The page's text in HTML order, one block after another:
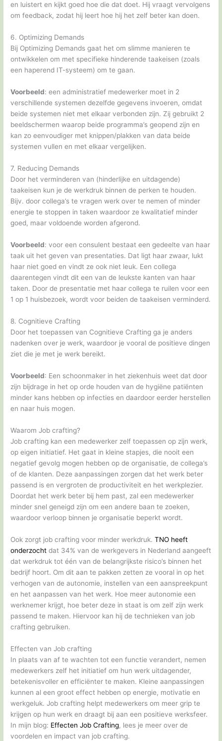
en luistert en kijkt goed hoe die dat doet. Hij vraagt vervolgens
om feedback, zodat hij leert hoe hij het zelf beter kan doen.
6. Optimizing Demands
Bij Optimizing Demands gaat het om slimme manieren te
ontwikkelen om met specifieke hinderende taakeisen (zoals
een haperend IT-systeem) om te gaan.
Voorbeeld: een administratief medewerker moet in 2
verschillende systemen dezelfde gegevens invoeren, omdat
beide systemen niet met elkaar verbonden zijn. Zij gebruikt 2
beeldschermen waarop beide programma’s geopend zijn en
kan zo eenvoudiger met knippen/plakken van data beide
systemen vullen en met elkaar vergelijken.
7. Reducing Demands
Door het verminderen van (hinderlijke en uitdagende)
taakeisen kun je de werkdruk binnen de perken te houden.
Bijv. door collega’s te vragen werk over te nemen of minder
energie te stoppen in taken waardoor ze kwalitatief minder
goed, maar voldoende worden afgerond.
Voorbeeld: voor een consulent bestaat een gedeelte van haar
taak uit het geven van presentaties. Dat ligt haar zwaar, lukt
haar niet goed en vindt ze ook niet leuk. Een collega
daarentegen vindt dit een van de leukste kanten van haar
taken. Door de presentatie met haar collega te ruilen voor een
1 op 1 huisbezoek, wordt voor beiden de taakeisen verminderd.
8. Cognitieve Crafting
Door het toepassen van Cognitieve Crafting ga je anders
nadenken over je werk, waardoor je vooral de positieve dingen
ziet die je met je werk bereikt.
Voorbeeld: Een schoonmaker in het ziekenhuis weet dat door
zijn bijdrage in het op orde houden van de hygiëne patiënten
minder kans hebben op infecties en daardoor eerder herstellen
en naar huis mogen.
Waarom Job crafting?
Job crafting kan een medewerker zelf toepassen op zijn werk,
op eigen initiatief. Het gaat in kleine stapjes, die nooit een
negatief gevolg mogen hebben op de organisatie, de collega’s
of de klanten. Deze aanpassingen zorgen dat het werk beter
passend is en vergroten de productiviteit en het werkplezier.
Doordat het werk beter bij hem past, zal een medewerker
minder snel geneigd zijn om een andere baan te zoeken,
waardoor verloop binnen je organisatie beperkt wordt.
Ook zorgt job crafting voor minder werkdruk.TNO heeft
onderzocht dat 34% van de werkgevers in Nederland aangeeft
dat werkdruk tot één van de belangrijkste risico’s binnen het
bedrijf hoort. Om dit aan te pakken zetten ze vooral in op het
verhogen van de autonomie, instellen van een aanspreekpunt
en het aanpassen van het werk. Hoe meer autonomie een
werknemer krijgt, hoe beter deze in staat is om zelf zijn werk
passend te maken. Hiervoor kan hij de technieken van job
crafting gebruiken.
Effecten van Job crafting
In plaats van af te wachten tot een functie verandert, nemen
medewerkers zelf het initiatief om hun werk uitdagender,
betekenisvoller en efficiënter te maken. Kleine aanpassingen
kunnen al een groot effect hebben op energie, motivatie en
werkgeluk. Job crafting helpt medewerkers om meer grip te
krijgen op hun werk en draagt bij aan een positieve werksfeer.
In mijn blog: Effecten Job Crafting, lees je meer over de
voordelen en impact van job crafting.